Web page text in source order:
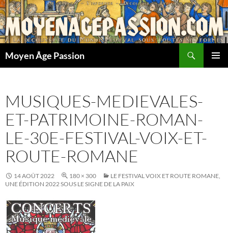
Aller
au
contenu
Moyen Âge Passion
MUSIQUES-MEDIEVALES-
ET-PATRIMOINE-ROMAN-
LE-30E-FESTIVAL-VOIX-ET-
ROUTE-ROMANE
14 AOÛT 2022 180 × 300
LE FESTIVAL VOIX ET ROUTE ROMANE,
UNE ÉDITION 2022 SOUS LE SIGNE DE LA PAIX